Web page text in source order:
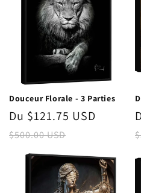
Douceur Florale - 3 Parties
Prix
promotionnel
Du $121.75 USD
$500.00 USD